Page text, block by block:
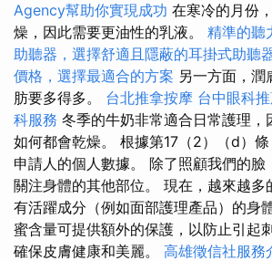
Agency幫助你實現成功 在寒冷的月份
燥，因此需要更油性的乳液。 精準的聽
助聽器，選擇舒適且隱蔽的耳掛式助聽
價格，選擇最適合的方案 另一方面，潤
肪要多得多。 台北推拿按摩 台中眼科
科服務 冬季的牛奶非常適合日常護理，
如何都會乾燥。 根據第17（2）（d）
申請人的個人數據。 除了照顧我們的臉
關注身體的其他部位。 現在，越來越多
有活躍成分（例如面部護理產品）的身
蜜含量可提供額外的保護，以防止引起
確保皮膚健康和美麗。 高雄徵信社服務